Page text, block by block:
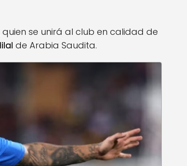
quien se unirá al club en calidad de
de Arabia Saudita.